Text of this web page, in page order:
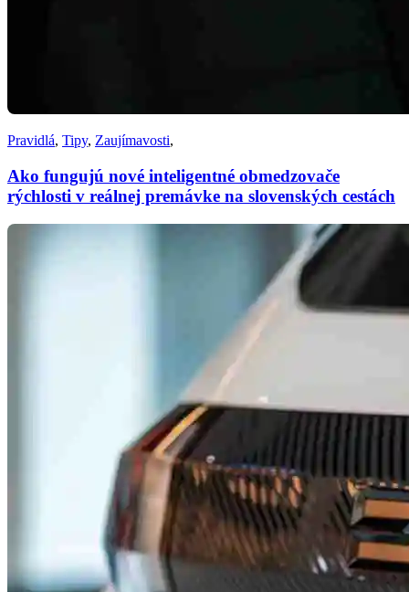
Pravidlá, Tipy, Zaujímavosti,
Ako fungujú nové inteligentné obmedzovače
rýchlosti v reálnej premávke na slovenských cestách